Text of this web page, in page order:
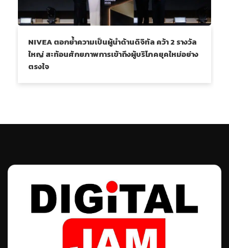
NIVEA ตอกย้ำความเป็นผู้นำด้านดิจิทัล คว้า 2 รางวัล
ใหญ่ สะท้อนศักยภาพการเข้าถึงผู้บริโภคยุคใหม่อย่าง
ตรงใจ